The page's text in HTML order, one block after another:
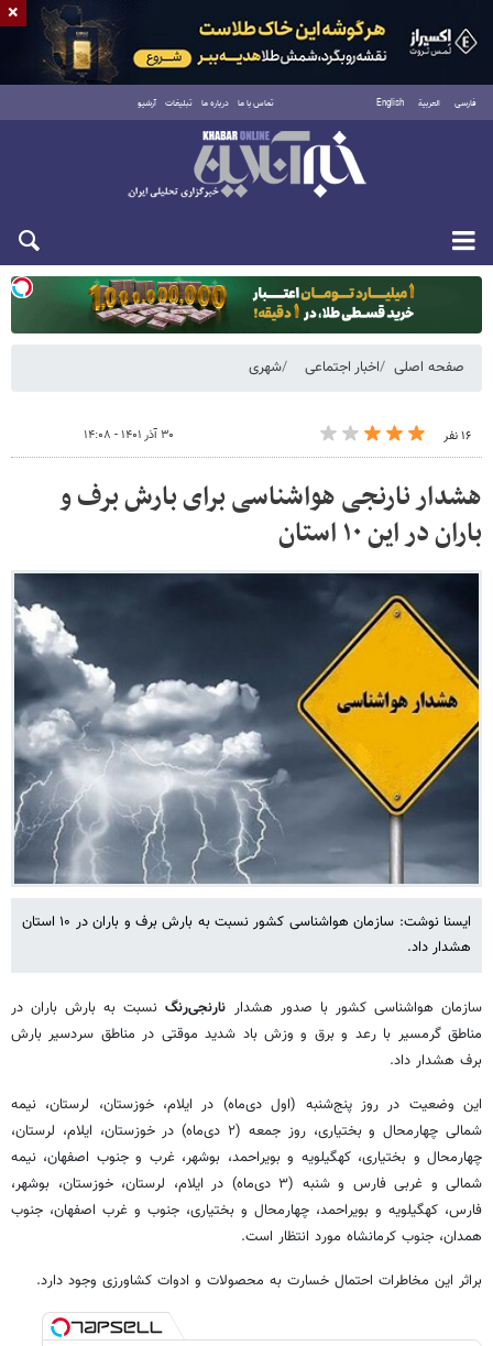
فارسی العربية English تماس با ما درباره ما تبلیغات آرشیو
یکشنبه ۱۸ مرداد ۱۴۰۵
صفحه اصلی اخبار اجتماعی شهری
۱۶ نفر ۳۰ آذر ۱۴۰۱ - ۱۴:۰۸
هشدار نارنجی هواشناسی برای بارش برف و
باران در این ۱۰ استان
ایسنا نوشت: سازمان هواشناسی کشور نسبت به بارش برف و باران در ۱۰ استان
هشدار داد.
سازمان هواشناسی کشور با صدور هشدار نارنجی‌رنگنسبت به بارش باران در
مناطق گرمسیر با رعد و برق و وزش باد شدید موقتی در مناطق سردسیر بارش
برف هشدار داد.
این وضعیت در روز پنج‌شنبه (اول دی‌ماه) در ایلام، خوزستان، لرستان، نیمه
شمالی چهارمحال و بختیاری، روز جمعه (۲ دی‌ماه) در خوزستان، ایلام، لرستان،
چهارمحال و بختیاری، کهگیلویه و بویراحمد، بوشهر، غرب و جنوب اصفهان، نیمه
شمالی و غربی فارس و شنبه (۳ دی‌ماه) در ایلام، لرستان، خوزستان، بوشهر،
فارس، کهگیلویه و بویراحمد، چهارمحال و بختیاری، جنوب و غرب اصفهان، جنوب
همدان، جنوب کرمانشاه مورد انتظار است.
براثر این مخاطرات احتمال خسارت به محصولات و ادوات کشاورزی وجود دارد.
×